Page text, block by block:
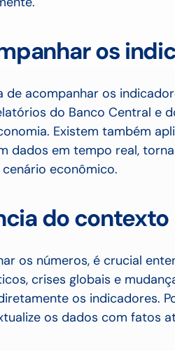
os
de acompanhar os
do Banco Central e
Existem também
dados em tempo real,
econômico.
do contexto
os números, é crucial
crises globais e
os indicadores.
os dados com fatos